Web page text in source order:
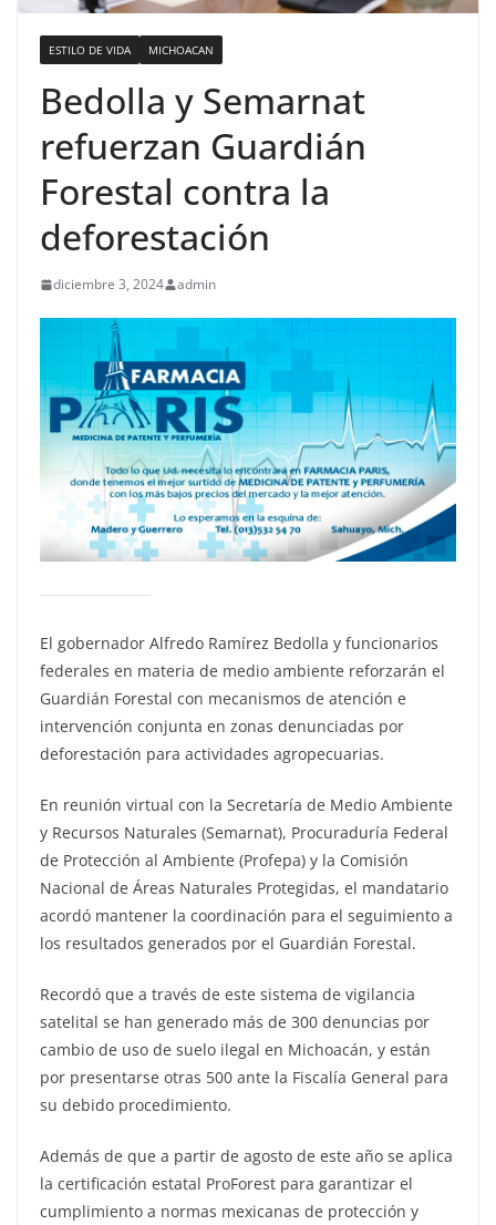
ESTILO DE VIDA MICHOACAN
Bedolla y Semarnat
refuerzan Guardián
Forestal contra la
deforestación
diciembre 3, 2024 admin
El gobernador Alfredo Ramírez Bedolla y funcionarios
federales en materia de medio ambiente reforzarán el
Guardián Forestal con mecanismos de atención e
intervención conjunta en zonas denunciadas por
deforestación para actividades agropecuarias.
En reunión virtual con la Secretaría de Medio Ambiente
y Recursos Naturales (Semarnat), Procuraduría Federal
de Protección al Ambiente (Profepa) y la Comisión
Nacional de Áreas Naturales Protegidas, el mandatario
acordó mantener la coordinación para el seguimiento a
los resultados generados por el Guardián Forestal.
Recordó que a través de este sistema de vigilancia
satelital se han generado más de 300 denuncias por
cambio de uso de suelo ilegal en Michoacán, y están
por presentarse otras 500 ante la Fiscalía General para
su debido procedimiento.
Además de que a partir de agosto de este año se aplica
la certificación estatal ProForest para garantizar el
cumplimiento a normas mexicanas de protección y